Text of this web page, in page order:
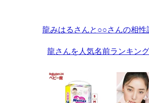
龍みはるさんと○○さんの相性
龍さんを人気名前ランキン